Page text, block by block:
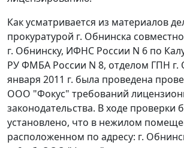
Как усматривается из материалов
прокуратурой г. Обнинска
г. Обнинску, ИФНС России N 6 по
РУ ФМБА России N 8, отделом ГПН г.
января 2011 г. была проведена
ООО "Фокус" требований
законодательства. В ходе проверки
установлено, что в нежилом
расположенном по адресу: г.